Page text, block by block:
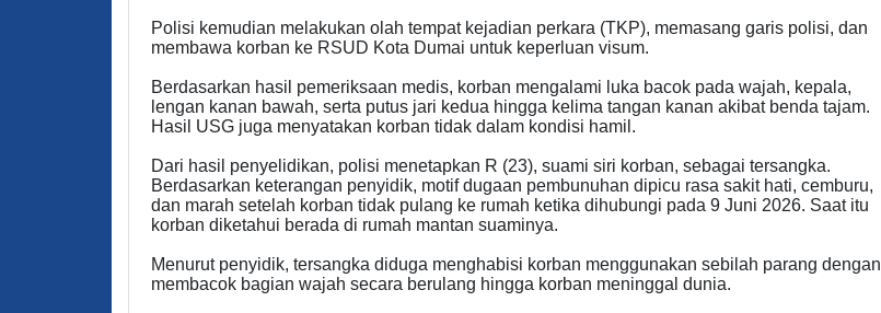
Polisi kemudian melakukan olah tempat kejadian perkara (TKP), memasang garis polisi, dan
membawa korban ke RSUD Kota Dumai untuk keperluan visum.
Berdasarkan hasil pemeriksaan medis, korban mengalami luka bacok pada wajah, kepala,
lengan kanan bawah, serta putus jari kedua hingga kelima tangan kanan akibat benda tajam.
Hasil USG juga menyatakan korban tidak dalam kondisi hamil.
Dari hasil penyelidikan, polisi menetapkan R (23), suami siri korban, sebagai tersangka.
Berdasarkan keterangan penyidik, motif dugaan pembunuhan dipicu rasa sakit hati, cemburu,
dan marah setelah korban tidak pulang ke rumah ketika dihubungi pada 9 Juni 2026. Saat itu
korban diketahui berada di rumah mantan suaminya.
Menurut penyidik, tersangka diduga menghabisi korban menggunakan sebilah parang dengan
membacok bagian wajah secara berulang hingga korban meninggal dunia.